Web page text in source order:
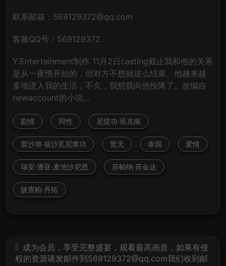
联系邮箱：569129372@qq.com
客服QQ号：569129372
Y.Entertainment制作 11月2日casting截止我和他的关系
是从一夜情开始的，但对方不想就这么结束。他越来越
多地进入我的生活，不久，我想我向他投降了。改编自
newaccount的小说...
剧情 同性 尼提功·班克南
普沙努·翁沙瓦尼查功 暂无 泰国 爱情
瑞安·潘亚·麦池沙尼恩 苏帕纳·苏金达
陂查帕·丹拓
成为会员，享受完整盛宴，观看最高画质，如果有侵
权的资源请发邮件到569129372@qq.com我们收到邮